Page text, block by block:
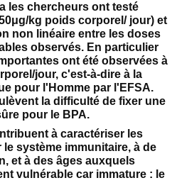
les chercheurs ont testé
kg poids corporel/ jour) et
non linéaire entre les doses
observés. En particulier
ont été observées à
jour, c'est-à-dire à la
pour l'Homme par l'EFSA.
la difficulté de fixer une
pour le BPA.
à caractériser les
système immunitaire, à de
et à des âges auxquels
vulnérable car immature : le